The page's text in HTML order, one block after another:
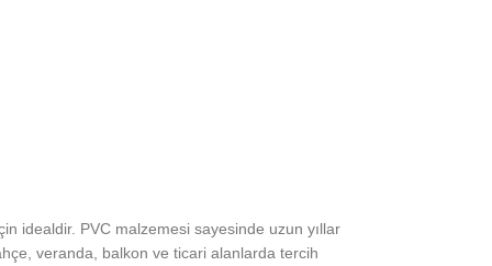
idealdir. PVC malzemesi sayesinde uzun yıllar
veranda, balkon ve ticari alanlarda tercih